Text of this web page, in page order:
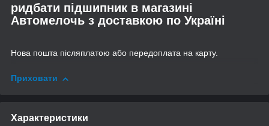
ридбати підшипник в магазині
Автомелочь з доставкою по Україні
Нова пошта післяплатою або передоплата на карту.
Приховати
Характеристики